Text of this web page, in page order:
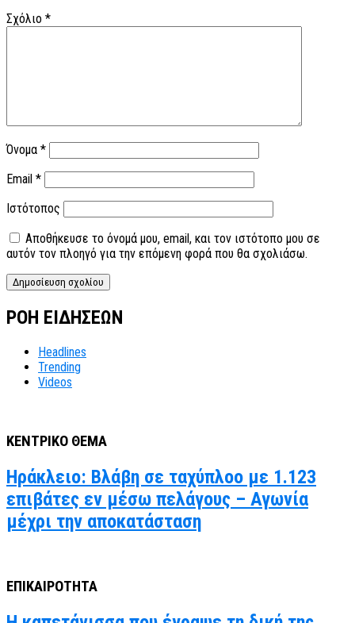
Σχόλιο *
Όνομα *
Email *
Ιστότοπος
Αποθήκευσε το όνομά μου, email, και τον ιστότοπο μου σε
αυτόν τον πλοηγό για την επόμενη φορά που θα σχολιάσω.
ΡΟΗ ΕΙΔΗΣΕΩΝ
Headlines
Trending
Videos
ΚΕΝΤΡΙΚΟ ΘΕΜΑ
Ηράκλειο: Βλάβη σε ταχύπλοο με 1.123
επιβάτες εν μέσω πελάγους – Αγωνία
μέχρι την αποκατάσταση
ΕΠΙΚΑΙΡΟΤΗΤΑ